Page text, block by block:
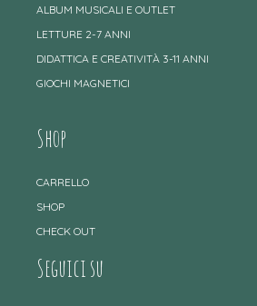
ALBUM MUSICALI E OUTLET
LETTURE 2-7 ANNI
DIDATTICA E CREATIVITÀ 3-11 ANNI
GIOCHI MAGNETICI
Shop
CARRELLO
SHOP
CHECK OUT
Seguici su